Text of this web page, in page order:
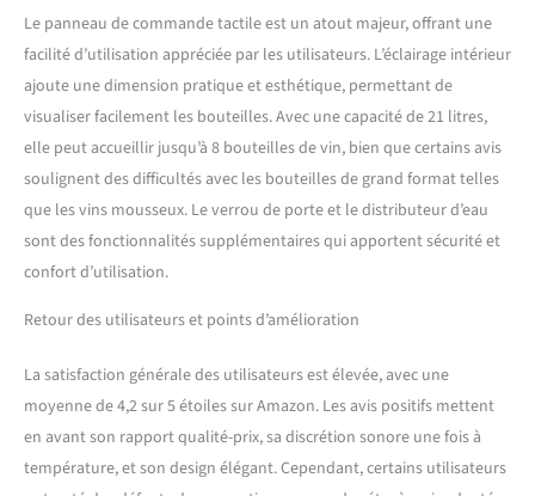
Le panneau de commande tactile est un atout majeur, offrant une
facilité d’utilisation appréciée par les utilisateurs. L’éclairage intérieur
ajoute une dimension pratique et esthétique, permettant de
visualiser facilement les bouteilles. Avec une capacité de 21 litres,
elle peut accueillir jusqu’à 8 bouteilles de vin, bien que certains avis
soulignent des difficultés avec les bouteilles de grand format telles
que les vins mousseux. Le verrou de porte et le distributeur d’eau
sont des fonctionnalités supplémentaires qui apportent sécurité et
confort d’utilisation.
Retour des utilisateurs et points d’amélioration
La satisfaction générale des utilisateurs est élevée, avec une
moyenne de 4,2 sur 5 étoiles sur Amazon. Les avis positifs mettent
en avant son rapport qualité-prix, sa discrétion sonore une fois à
température, et son design élégant. Cependant, certains utilisateurs